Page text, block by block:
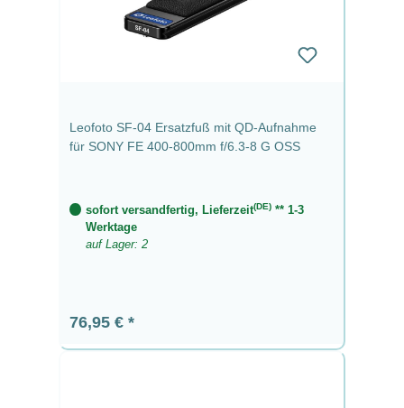
Leofoto SF-04 Ersatzfuß mit QD-Aufnahme
für SONY FE 400-800mm f/6.3-8 G OSS
sofort versandfertig, Lieferzeit(DE)** 1-3
Werktage
auf Lager: 2
Regulärer Preis:
76,95 €